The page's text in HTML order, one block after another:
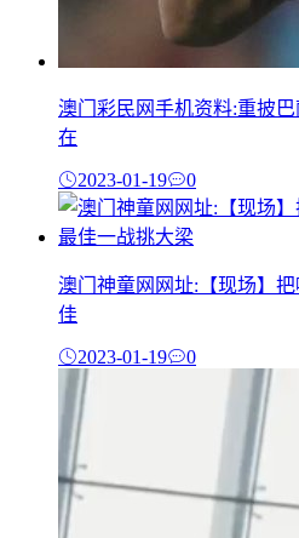
澳门彩民网手机资料:重披
在
2023-01-19 0
澳门神童网网址:【现场】
佳
2023-01-19 0